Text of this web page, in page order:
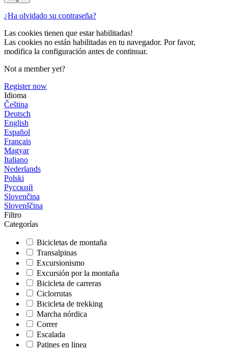
¿Ha olvidado su contraseña?
Las cookies tienen que estar habilitadas!
Las cookies no están habilitadas en tu navegador. Por favor,
modifica la configuración antes de continuar.
Not a member yet?
Register now
Idioma
Čeština
Deutsch
English
Español
Français
Magyar
Italiano
Nederlands
Polski
Русский
Slovenčina
Slovenščina
Filtro
Categorías
Bicicletas de montaña
Transalpinas
Excursionismo
Excursión por la montaña
Bicicleta de carreras
Ciclorrutas
Bicicleta de trekking
Marcha nórdica
Correr
Escalada
Patines en linea